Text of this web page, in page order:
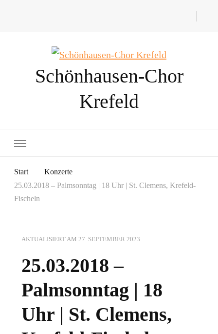
Schönhausen-Chor
Krefeld
Start
Konzerte
25.03.2018 – Palmsonntag | 18 Uhr | St. Clemens, Krefeld-
Fischeln
AKTUALISIERT AM 27. SEPTEMBER 2023
25.03.2018 –
Palmsonntag | 18
Uhr | St. Clemens,